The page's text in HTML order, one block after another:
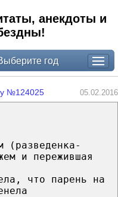
анекдоты и
год
№124025 05.02.2016
(разведенка-
и пережившая
что парень на